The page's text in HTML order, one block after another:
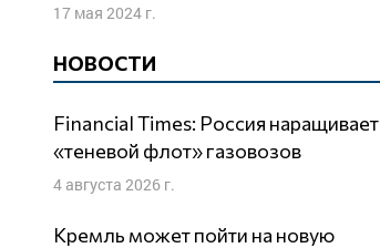
17 мая 2024 г.
НОВОСТИ
Financial Times: Россия наращивает
«теневой флот» газовозов
4 августа 2026 г.
Кремль может пойти на новую